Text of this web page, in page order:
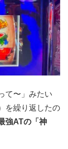
て〜」みたい
を繰り返したの
強ATの「神